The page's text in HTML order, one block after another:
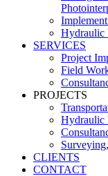
Hydraulic
SERVICES
Project
Field
PROJECTS
Hydraulic
CLIENTS
CONTACT